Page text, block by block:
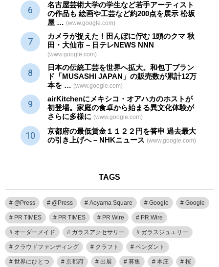
名古屋芸術大学の学生など若手アーティスト
の作品も 絵画や工芸など約200点を展示 松坂
屋 … (www.google.com)
カメラが捉えた！田んぼに佇む 1頭のクマ 秋
田・大仙市 – 日テレNEWS NNN
(www.google.com)
日本の伝統工芸を世界へ拡大。和包丁ブラン
ド「MUSASHI JAPAN」の販売数が累計12万
本を … (www.google.com)
airKitchenにメキシコ・オアハカのホストが
初登場。家庭の食卓から始まる異文化体験が
さらに多様に (www.google.com)
京都府の最低賃金１１２２円を答申 過去最大
の引き上げへ – NHKニュース (www.google.com)
TAGS
@Press @Press Aoyama Square Google Google
PR TIMES PR TIMES PR Wire PR Wire
オーダーメイド ガラスアクセサリー ガラスジュエリー
クラウドファンディング クラフト ペンダント
世界にひとつ 京都府 出展 募集 本庄 桜